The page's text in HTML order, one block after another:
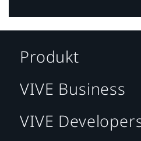
Produkt
VIVE Business
VIVE